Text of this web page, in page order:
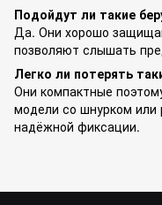
Подойдут ли такие
Да. Они хорошо
позволяют слышать
Легко ли потерять
Они компактные
модели со шнурком
надёжной фиксации.